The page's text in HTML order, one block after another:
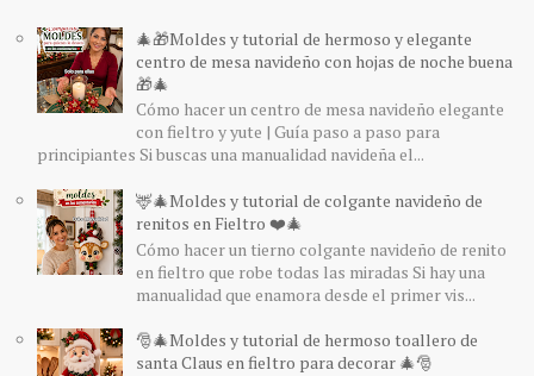
🎄🎁Moldes y tutorial de hermoso y elegante
centro de mesa navideño con hojas de noche buena
🎁🎄
Cómo hacer un centro de mesa navideño elegante
con fieltro y yute | Guía paso a paso para
principiantes Si buscas una manualidad navideña el...
🦌🎄Moldes y tutorial de colgante navideño de
renitos en Fieltro ❤️🎄
Cómo hacer un tierno colgante navideño de renito
en fieltro que robe todas las miradas Si hay una
manualidad que enamora desde el primer vis...
🎅🎄Moldes y tutorial de hermoso toallero de
santa Claus en fieltro para decorar 🎄🎅